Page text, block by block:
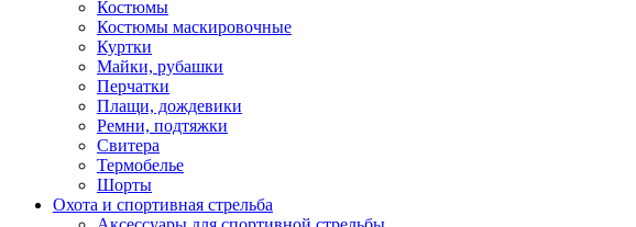
Костюмы
Костюмы маскировочные
Куртки
Майки, рубашки
Перчатки
Плащи, дождевики
Ремни, подтяжки
Свитера
Термобелье
Шорты
Охота и спортивная стрельба